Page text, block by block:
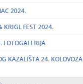
2024.
KRIGL FEST 2024.
KAZALIŠTA 24.